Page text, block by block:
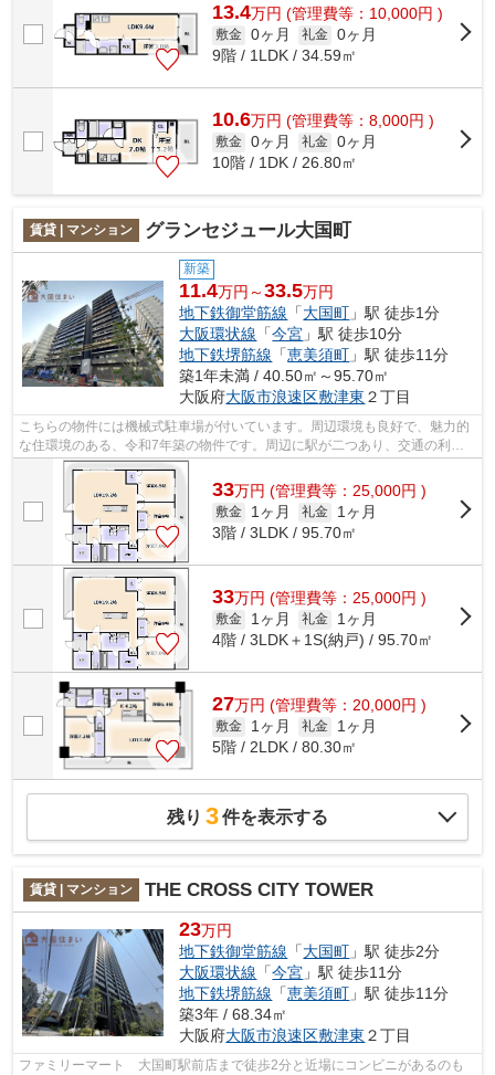
13.4万円 (管理費等：10,000円 )
敷金 0ヶ月 礼金 0ヶ月
9階 / 1LDK / 34.59㎡
10.6万円 (管理費等：8,000円 )
敷金 0ヶ月 礼金 0ヶ月
10階 / 1DK / 26.80㎡
賃貸 | マンション グランセジュール大国町
新築
11.4万円～33.5万円
地下鉄御堂筋線 「大国町 」駅 徒歩1分
大阪環状線 「今宮 」駅 徒歩10分
地下鉄堺筋線 「恵美須町 」駅 徒歩11分
築1年未満 / 40.50㎡～95.70㎡
大阪府大阪市浪速区敷津東 ２丁目
こちらの物件には機械式駐車場が付いています。周辺環境も良好で、魅力的
な住環境のある、令和7年築の物件です。周辺に駅が二つあり、交通の利便
性が高いです。共用部にはエレベータ・...
33万円 (管理費等：25,000円 )
敷金 1ヶ月 礼金
1ヶ月
3階 / 3LDK / 95.70㎡
33万円 (管理費等：25,000円 )
敷金 1ヶ月 礼金
1ヶ月
4階 / 3LDK＋1S(納戸) / 95.70㎡
27万円 (管理費等：20,000円 )
敷金 1ヶ月 礼金
1ヶ月
5階 / 2LDK / 80.30㎡
残り 3件を表示する
賃貸 | マンション THE CROSS CITY TOWER
23万円
地下鉄御堂筋線 「大国町 」駅 徒歩2分
大阪環状線 「今宮 」駅 徒歩11分
地下鉄堺筋線 「恵美須町 」駅 徒歩11分
築3年 / 68.34㎡
大阪府大阪市浪速区敷津東 ２丁目
ファミリーマート 大国町駅前店まで徒歩2分と近場にコンビニがあるのも